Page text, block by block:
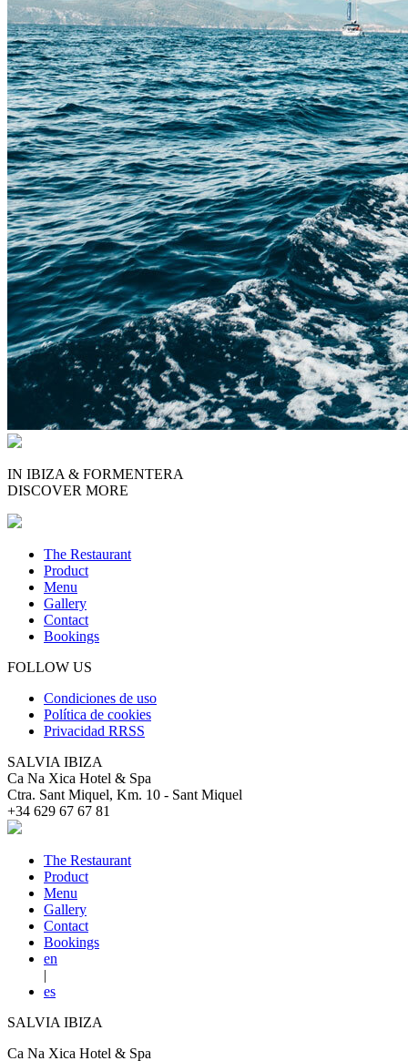
IN IBIZA & FORMENTERA
DISCOVER MORE
The Restaurant
Product
Menu
Gallery
Contact
Bookings
FOLLOW US
Condiciones de uso
Política de cookies
Privacidad RRSS
SALVIA IBIZA
Ca Na Xica Hotel & Spa
Ctra. Sant Miquel, Km. 10 - Sant Miquel
+34 629 67 67 81
The Restaurant
Product
Menu
Gallery
Contact
Bookings
en
|
es
SALVIA IBIZA
Ca Na Xica Hotel & Spa